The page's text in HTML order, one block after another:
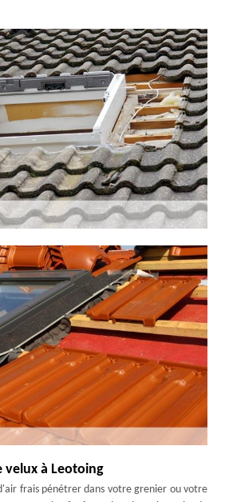
velux à Leotoing
frais pénétrer dans votre grenier ou votre